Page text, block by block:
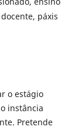
páxis
o estágio
instância
Pretende